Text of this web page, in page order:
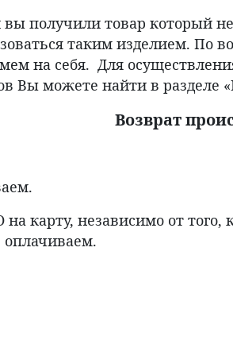
получили товар который не
таким изделием. По
на себя. Для
Вы можете найти в разделе
Возврат
карту, независимо от
оплачиваем.